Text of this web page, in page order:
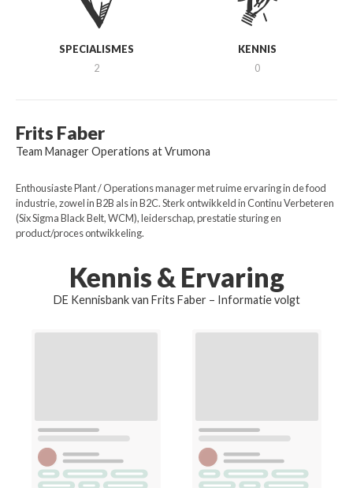
SPECIALISMES
2
KENNIS
0
Frits Faber
Team Manager Operations at Vrumona
Enthousiaste Plant / Operations manager met ruime ervaring in de food
industrie, zowel in B2B als in B2C. Sterk ontwikkeld in Continu Verbeteren
(Six Sigma Black Belt, WCM), leiderschap, prestatie sturing en
product/proces ontwikkeling.
Kennis & Ervaring
DE Kennisbank van Frits Faber – Informatie volgt